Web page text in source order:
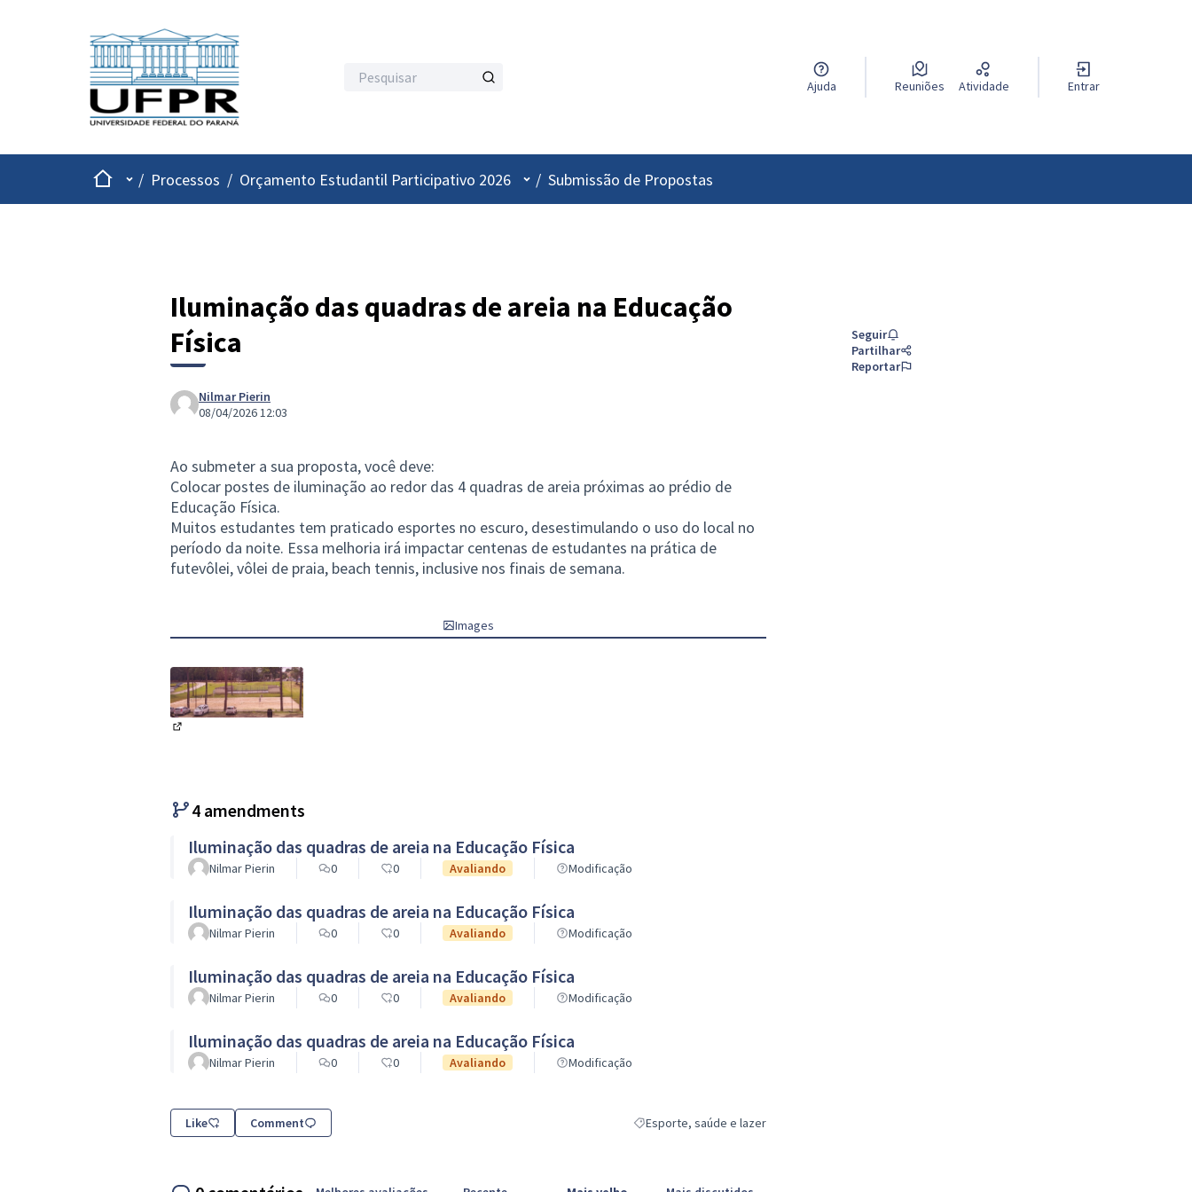
Ajuda Reuniões Atividade Entrar
InicioMenu principal
/ Processos / Orçamento Estudantil Participativo 2026 Menu de utilizador
/ Submissão de Propostas
Iluminação das quadras de areia na Educação
Física
Nilmar Pierin
08/04/2026 12:03
Ao submeter a sua proposta, você deve:
Colocar postes de iluminação ao redor das 4 quadras de areia próximas ao prédio de
Educação Física.
Muitos estudantes tem praticado esportes no escuro, desestimulando o uso do local no
período da noite. Essa melhoria irá impactar centenas de estudantes na prática de
futevôlei, vôlei de praia, beach tennis, inclusive nos finais de semana.
Images
4 amendments
Iluminação das quadras de areia na Educação Física
Nilmar Pierin 0 0 Avaliando Modificação
Iluminação das quadras de areia na Educação Física
Nilmar Pierin 0 0 Avaliando Modificação
Iluminação das quadras de areia na Educação Física
Nilmar Pierin 0 0 Avaliando Modificação
Iluminação das quadras de areia na Educação Física
Nilmar Pierin 0 0 Avaliando Modificação
Like Comment Resultados do filtro para a categoria: Esporte, saúde e lazer
Esporte, saúde e lazer
Seguir
Partilhar
Reportar